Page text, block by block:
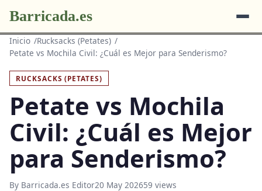
Barricada.es
Inicio
Rucksacks (Petates)
Petate vs Mochila Civil: ¿Cuál es Mejor para Senderismo?
RUCKSACKS (PETATES)
Petate vs Mochila
Civil: ¿Cuál es Mejor
para Senderismo?
By Barricada.es Editor20 May 202659 views